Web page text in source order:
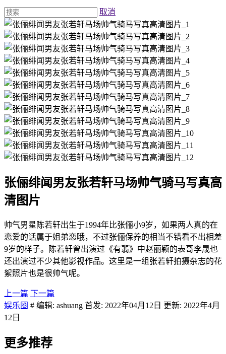
取消
张俪绯闻男友张若轩马场帅气骑马写真高
清图片
帅气男星陈若轩出生于1994年比张俪小9岁，如果两人真的在
恋爱的话属于姐弟恋哦，不过张俪保养的相当不错看不出相差
9岁的样子。陈若轩曾出演过《有翡》中赵丽颖的表哥李晟也
还出演过不少其他影视作品。这里是一组张若轩拍摄杂志的花
絮照片也是很帅气呢。
上一篇 下一篇
娱乐圈 # 编辑: ashuang 首发: 2022年04月12日 更新: 2022年4月
12日
更多推荐